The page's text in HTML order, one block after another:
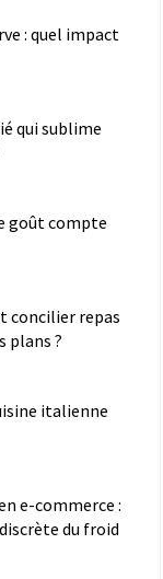
: quel impact
qui sublime
goût compte
concilier repas
plans ?
italienne
e-commerce :
du froid